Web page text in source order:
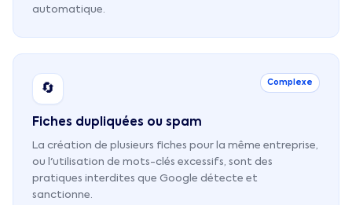
automatique.
🔄 Complexe
Fiches dupliquées ou spam
La création de plusieurs fiches pour la même entreprise,
ou l'utilisation de mots-clés excessifs, sont des
pratiques interdites que Google détecte et
sanctionne.